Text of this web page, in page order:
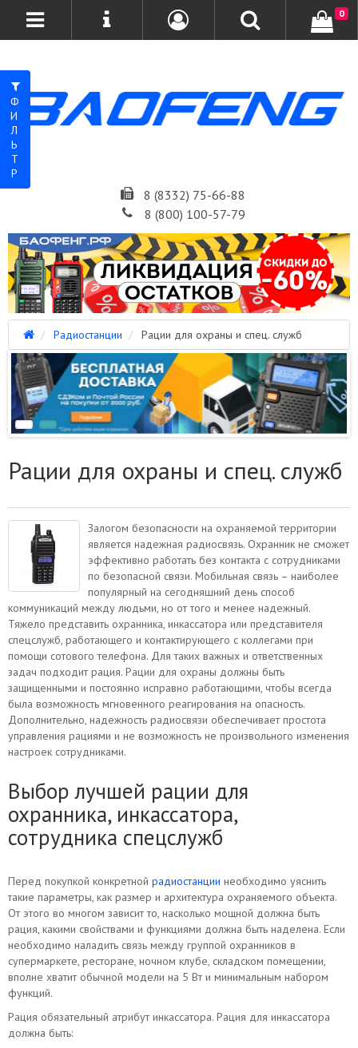
8 (8332) 75-66-88
8 (800) 100-57-79
0
Радиостанции Рации для охраны и спец. служб
Рации для охраны и спец. служб
Залогом безопасности на охраняемой территории
является надежная радиосвязь. Охранник не сможет
эффективно работать без контакта с сотрудниками
по безопасной связи. Мобильная связь – наиболее
популярный на сегодняшний день способ
коммуникаций между людьми, но от того и менее надежный.
Тяжело представить охранника, инкассатора или представителя
спецслужб, работающего и контактирующего с коллегами при
помощи сотового телефона. Для таких важных и ответственных
задач подходит рация. Рации для охраны должны быть
защищенными и постоянно исправно работающими, чтобы всегда
была возможность мгновенного реагирования на опасность.
Дополнительно, надежность радиосвязи обеспечивает простота
управления рациями и не возможность не произвольного изменения
настроек сотрудниками.
Выбор лучшей рации для
охранника, инкассатора,
сотрудника спецслужб
Перед покупкой конкретной радиостанции необходимо уяснить
такие параметры, как размер и архитектура охраняемого объекта.
От этого во многом зависит то, насколько мощной должна быть
рация, какими свойствами и функциями должна быть наделена. Если
необходимо наладить связь между группой охранников в
супермаркете, ресторане, ночном клубе, складском помещении,
вполне хватит обычной модели на 5 Вт и минимальным набором
функций.
Рация обязательный атрибут инкассатора. Рация для инкассатора
должна быть:
ФИЛЬТР